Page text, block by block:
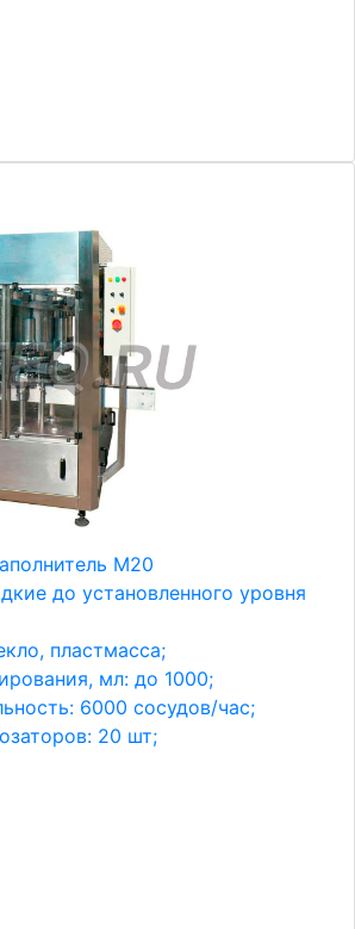
М20
до установленного уровня
пластмасса;
мл: до 1000;
6000 сосудов/час;
20 шт;